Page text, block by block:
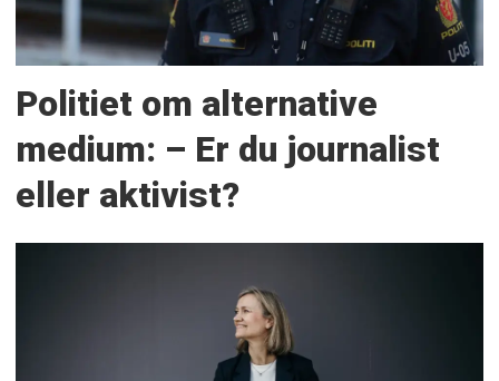
Politiet om alternative
medium: – Er du journalist
eller aktivist?